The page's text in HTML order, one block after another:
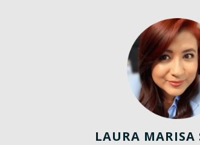
LAURA MARISA